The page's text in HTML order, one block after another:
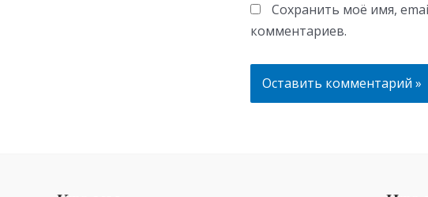
Сохранить моё имя,
комментариев.